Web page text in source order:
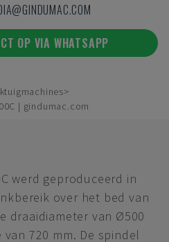
OP VIA WHATSAPP
| gindumac.com
werd geproduceerd in
over het bed van
draaidiameter van Ø500
720 mm. De spindel